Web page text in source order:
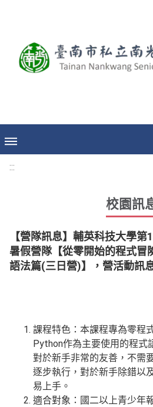
:::
校園訊
【營隊訊息】輔英科技大學
暑假營隊【從零開始的程式
語法篇(三日營)】，營活動訊
課程特色：本課程專為零程
Python作為主要使用的程式
對於新手非常的友善，不需
逐步執行，對於新手除錯以
易上手。
適合對象：國二以上青少年